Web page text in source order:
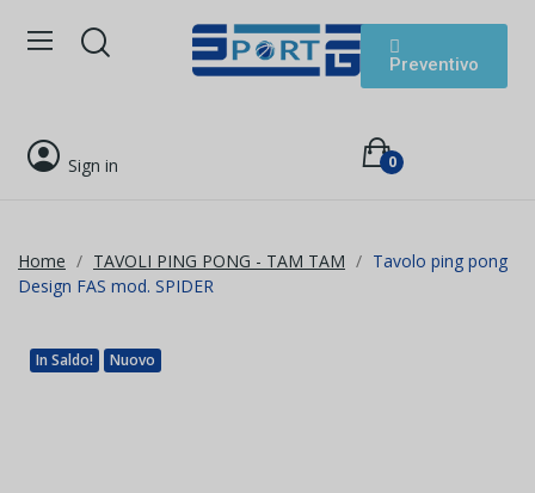
Preventivo
Sign in 0
Home TAVOLI PING PONG - TAM TAM
Tavolo ping pong
Design FAS mod. SPIDER
In Saldo! Nuovo